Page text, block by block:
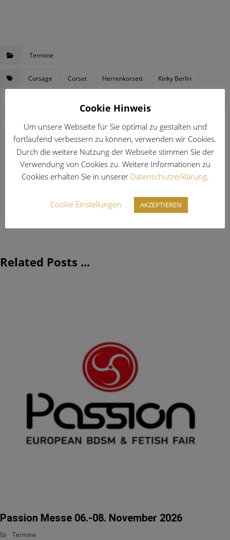
Termine
Corsage Corset Herrenkorsett Kinky Berlin
Männerkorsett Maßkorsett
Previous
GFB Weekend 2025 +++ Open Showroom BERLIN
Korsett Salon Stuttgart 19. & 20.September 2025
Related Posts ...
Passion Messe 06.-08. November 2026
Termine
Cookie Hinweis
Um unsere Webseite für Sie optimal zu gestalten und
fortlaufend verbessern zu können, verwenden wir Cookies.
Durch die weitere Nutzung der Webseite stimmen Sie der
Verwendung von Cookies zu. Weitere Informationen zu
Cookies erhalten Sie in unserer Datenschutzerklärung.
Cookie Einstellungen AKZEPTIEREN